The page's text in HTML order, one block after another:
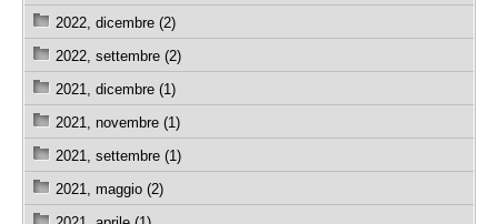
2022, dicembre (2)
2022, settembre (2)
2021, dicembre (1)
2021, novembre (1)
2021, settembre (1)
2021, maggio (2)